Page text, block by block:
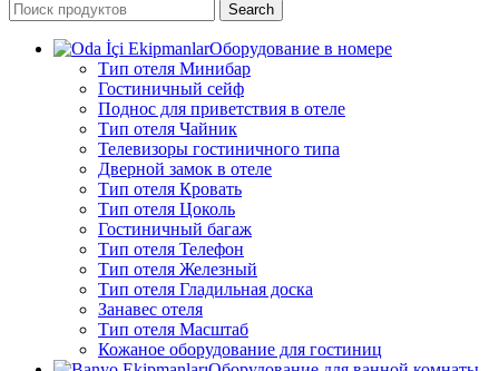
Search
Оборудование в номере
Тип отеля Минибар
Гостиничный сейф
Поднос для приветствия в отеле
Тип отеля Чайник
Телевизоры гостиничного типа
Дверной замок в отеле
Тип отеля Кровать
Тип отеля Цоколь
Гостиничный багаж
Тип отеля Телефон
Тип отеля Железный
Тип отеля Гладильная доска
Занавес отеля
Тип отеля Масштаб
Кожаное оборудование для гостиниц